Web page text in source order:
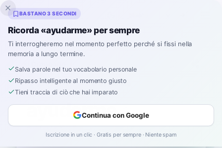
Inklingo
Home›Spagnolo›Dizionario›ayudarme
ayudarme
ah-yoo-DAR-meh aʝuˈðarme
BASTANO 3 SECONDI
Ricorda «ayudarme» per sempre
Ti interrogheremo nel momento perfetto perché si fissi nella
memoria a lungo termine.
Salva parole nel tuo vocabolario personale
Ripasso intelligente al momento giusto
Tieni traccia di ciò che hai imparato
Continua con Google
Iscrizione in un clic · Gratis per sempre · Niente spam